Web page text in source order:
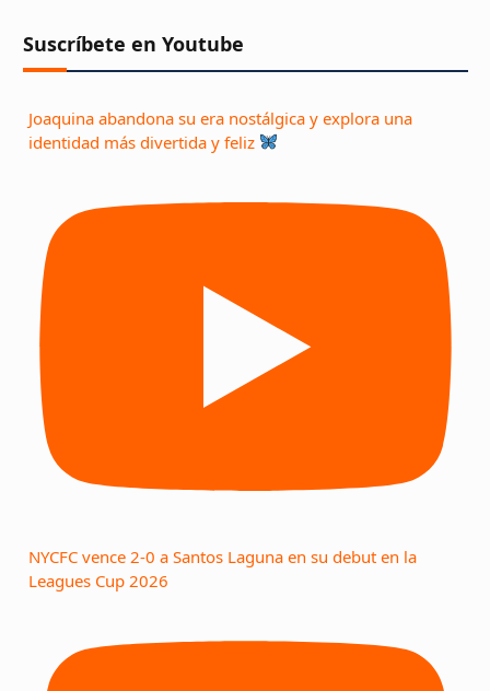
Suscríbete en Youtube
Joaquina abandona su era nostálgica y explora una
identidad más divertida y feliz
NYCFC vence 2-0 a Santos Laguna en su debut en la
Leagues Cup 2026